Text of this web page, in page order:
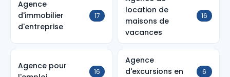
Agence
d'immobilier
d'entreprise
17
location de
maisons de
vacances
16
Agence pour
16
Agence
d'excursions en
6